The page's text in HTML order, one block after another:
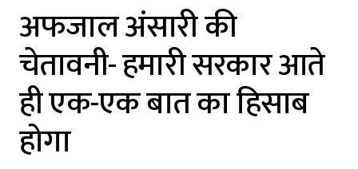
अफजाल अंसारी की
चेतावनी- हमारी सरकार आते
ही एक-एक बात का हिसाब
होगा